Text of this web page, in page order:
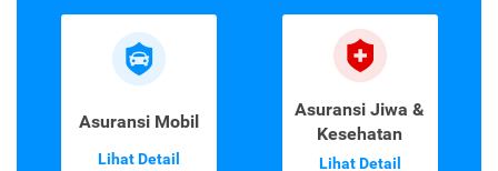
Asuransi Mobil
Lihat Detail
Asuransi Jiwa &
Kesehatan
Lihat Detail